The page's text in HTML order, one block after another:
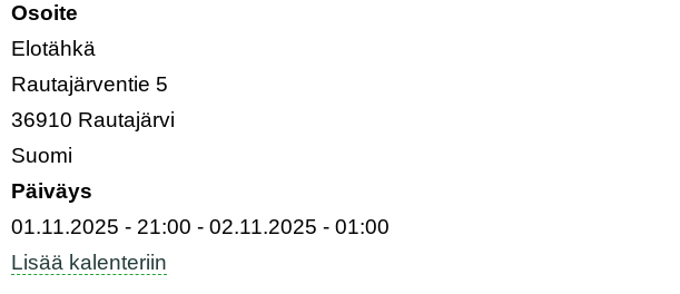
Osoite
Elotähkä
Rautajärventie 5
36910 Rautajärvi
Suomi
Päiväys
01.11.2025 - 21:00 - 02.11.2025 - 01:00
Lisää kalenteriin